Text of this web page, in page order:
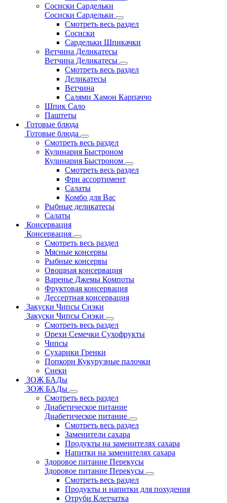
Сосиски Сардельки
Сосиски Сардельки
Смотреть весь раздел
Сосиски
Сардельки Шпикачки
Ветчина Деликатесы
Ветчина Деликатесы
Смотреть весь раздел
Деликатесы
Ветчина
Салями Хамон Карпаччо
Шпик Сало
Паштеты
Готовые блюда
Готовые блюда
Смотреть весь раздел
Кулинария Быстроном
Кулинария Быстроном
Смотреть весь раздел
Фри ассортимент
Салаты
Комбо для Вас
Рыбные деликатесы
Салаты
Консервация
Консервация
Смотреть весь раздел
Мясные консервы
Рыбные консервы
Овощная консервация
Варенье Джемы Компоты
Фруктовая консервация
Дессертная консервация
Закуски Чипсы Снэки
Закуски Чипсы Снэки
Смотреть весь раздел
Орехи Семечки Сухофрукты
Чипсы
Сухарики Гренки
Попкорн Кукурузные палочки
Снеки
ЗОЖ БАДы
ЗОЖ БАДы
Смотреть весь раздел
Диабетическое питание
Диабетическое питание
Смотреть весь раздел
Заменители сахара
Продукты на заменителях сахара
Напитки на заменителях сахара
Здоровое питание Перекусы
Здоровое питание Перекусы
Смотреть весь раздел
Продукты и напитки для похудения
Отруби Клетчатка